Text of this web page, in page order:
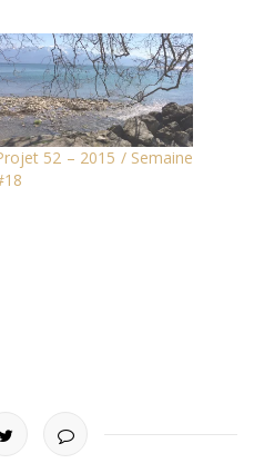
52 – 2015 / Semaine